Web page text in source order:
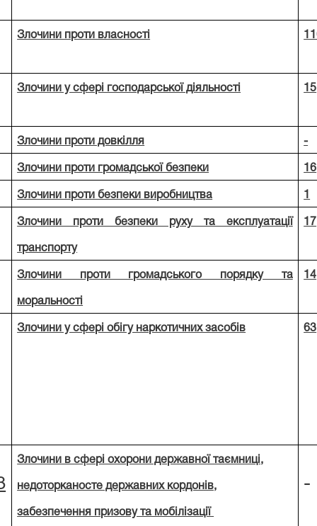
Злочини проти власності
Злочини у сфері господарської діяльності 15
Злочини проти довкілля -
Злочини проти громадської безпеки 16
Злочини проти безпеки виробництва
Злочини проти безпеки руху та експлуатації
транспорту
17
Злочини проти громадського порядку та
моральності
14
Злочини у сфері обігу наркотичних засобів 63
Злочини в сфері охорони державної таємниці,
недоторканосте державних кордонів,
забезпечення призову та мобілізації
-